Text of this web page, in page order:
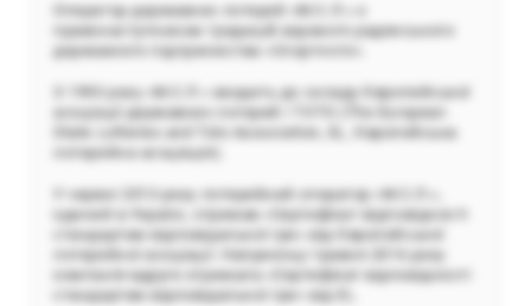
Оператор державних лотерей «М.С.Л.» є
правонаступником традицій відомого радянського
державного підприємства «Спортлото».
З 1993 року «М.С.Л.» входить до складу Європейської
асоціації державних лотерей і ТОТО (The European
State Lotteries and Toto Association, EL, Європейська
лотерейна асоціація).
У червні 2013 року лотерейний оператор «М.С.Л.»,
єдиний в Україні, отримав «Сертифікат відповідності
стандартам відповідальної гри» від Європейської
лотерейної асоціації. Наприкінці травня 2016 року
компанія вдруге отримала «Сертифікат відповідності
стандартам відповідальної гри» від EL.